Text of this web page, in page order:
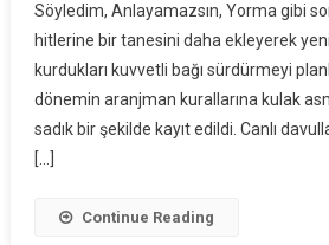
Söyledim, Anlayamazsın, Yorma gibi
hitlerine bir tanesini daha ekleyerek
kurdukları kuvvetli bağı sürdürmeyi
dönemin aranjman kurallarına kulak
sadık bir şekilde kayıt edildi. Canlı
[…]
Continue Reading